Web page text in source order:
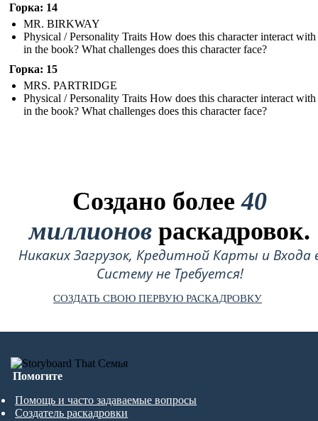
Горка: 14
MR. BIRKWAY
Physical / Personality Traits How does this character interact with
in the book? What challenges does this character face?
Горка: 15
MRS. PARTRIDGE
Physical / Personality Traits How does this character interact with
in the book? What challenges does this character face?
Создано более40
миллионов раскадровок.
Никаких Загрузок, Кредитной Карты и Входа
Систему не Требуется!
СОЗДАТЬ СВОЮ ПЕРВУЮ РАСКАДРОВКУ
Помогите
Помощь и часто задаваемые вопросы
Создатель раскадровки